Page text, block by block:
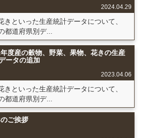
2024.04.29
きといった生産統計データについて、
都道府県別デ...
度産の穀物、野菜、果物、花きの生産
ータの追加
2023.04.06
きといった生産統計データについて、
都道府県別デ...
ご挨拶